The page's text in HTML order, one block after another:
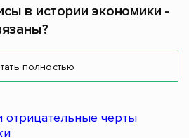
в истории экономики -
полностью